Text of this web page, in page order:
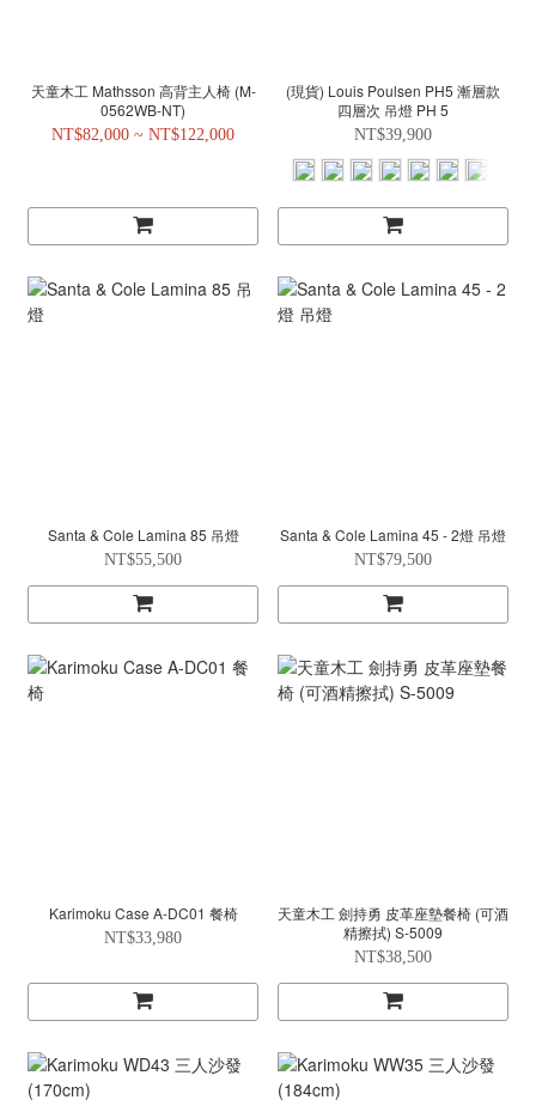
天童木工 Mathsson 高背主人椅 (M-
0562WB-NT)
NT$82,000 ~ NT$122,000
(現貨) Louis Poulsen PH5 漸層款
四層次 吊燈 PH 5
NT$39,900
Santa & Cole Lamina 85 吊燈
NT$55,500
Santa & Cole Lamina 45 - 2燈 吊燈
NT$79,500
Karimoku Case A-DC01 餐椅
NT$33,980
天童木工 劍持勇 皮革座墊餐椅 (可酒
精擦拭) S-5009
NT$38,500